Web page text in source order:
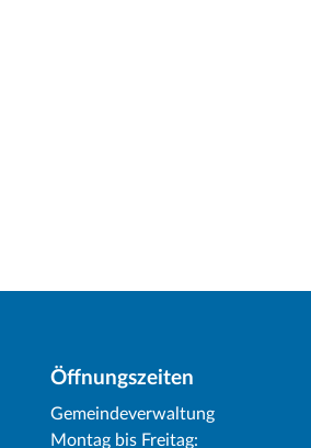
Öffnungszeiten
Gemeindeverwaltung
Montag bis Freitag: